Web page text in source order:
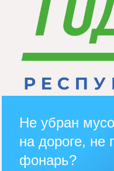
Не убран
на дороге, не
фонарь?